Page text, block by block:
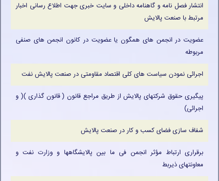
انتشار فصل نامه و گاهنامه داخلی و سایت خبری جهت اطلاع رسانی اخبار
مرتبط با صنعت پالایش
عضویت در انجمن های همگون یا عضویت در کانون انجمن های صنفی
مربوطه
اجرائی نمودن سیاست های کلی اقتصاد مقاومتی در صنعت پالایش نفت
پیگیری حقوق شرکتهای پالایش از طریق مراجع قانون ( قانون گذاری )( و
اجرائی)
شفاف سازی فضای کسب و کار در صنعت پالایش
برقراری ارتباط مؤثر انجمن فی ما بین پالایشگاهها و وزارت نفت و
معاونتهای ذیربط